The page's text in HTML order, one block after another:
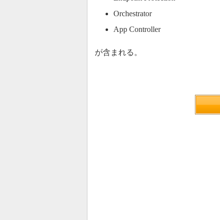
Orchestrator
App Controller
が含まれる。